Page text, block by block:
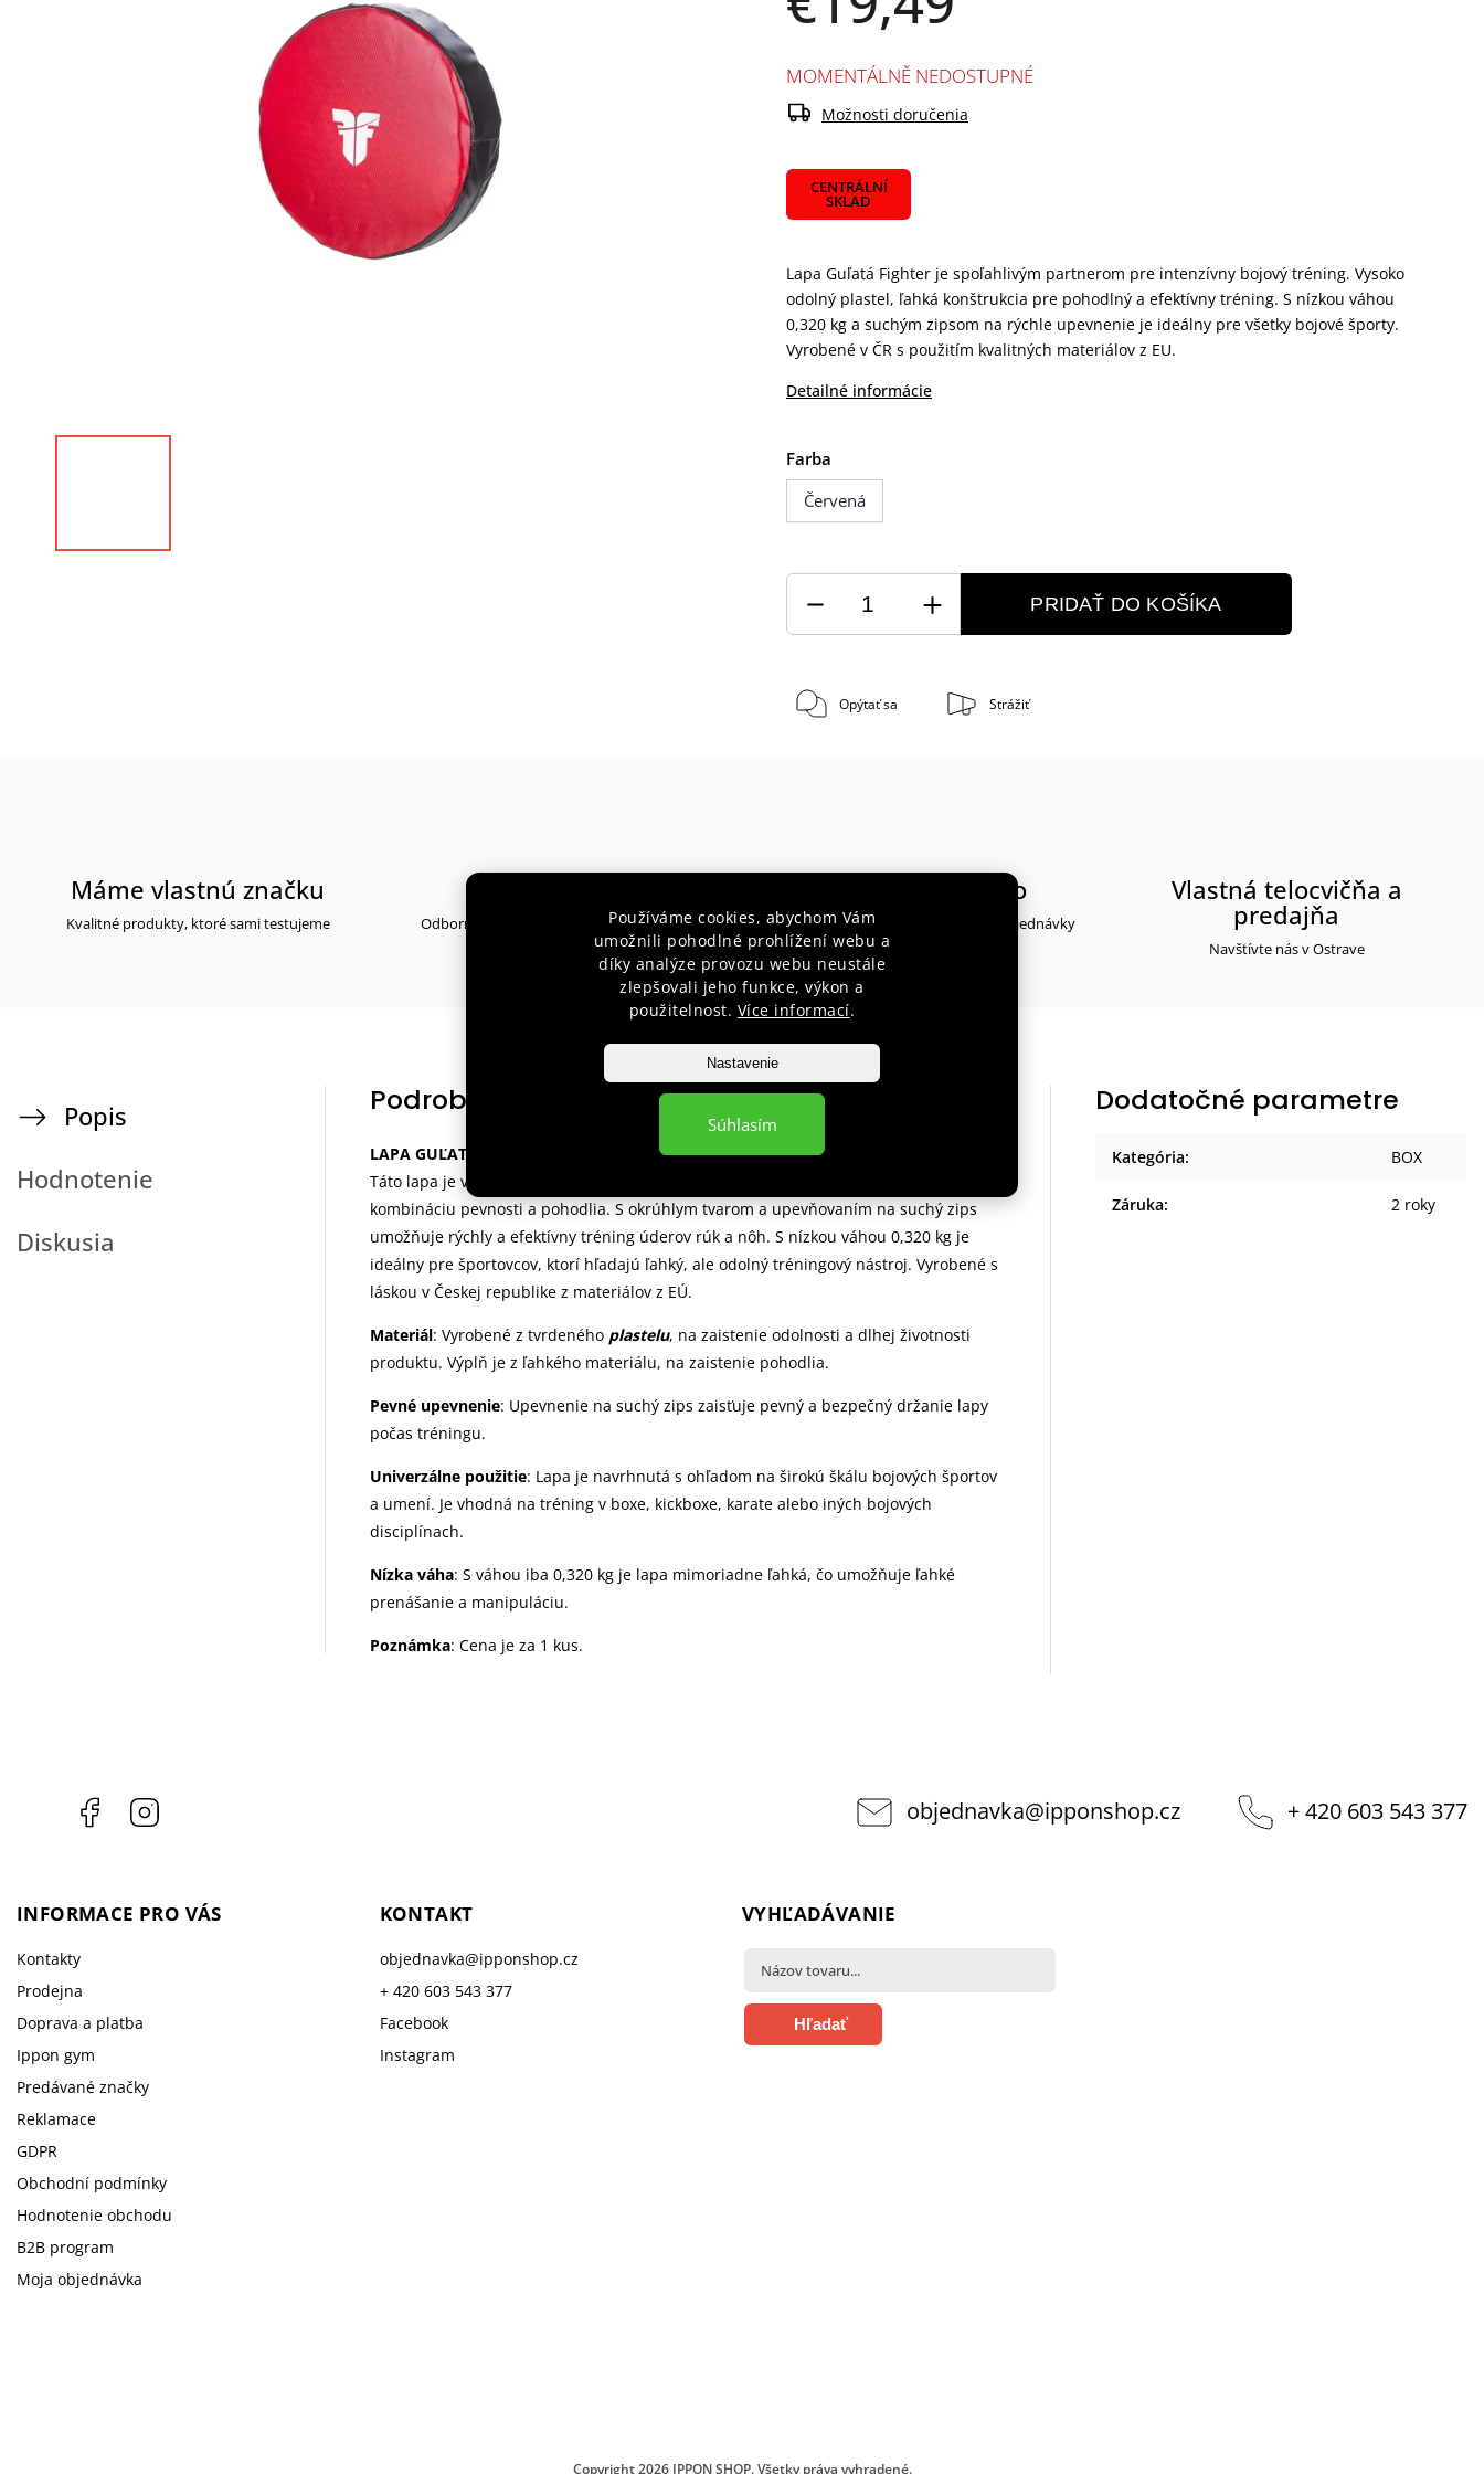
Používáme cookies, abychom Vám
umožnili pohodlné prohlížení webu a
díky analýze provozu webu neustále
zlepšovali jeho funkce, výkon a
použitelnost. Více informací.
Nastavenie
Súhlasím
CENTRÁLNÍ
SKLAD
Lapa Guľatá Fighter je spoľahlivým partnerom pre intenzívny bojový tréning. Vysoko
odolný plastel, ľahká konštrukcia pre pohodlný a efektívny tréning. S nízkou váhou
0,320 kg a suchým zipsom na rýchle upevnenie je ideálny pre všetky bojové športy.
Vyrobené v ČR s použitím kvalitných materiálov z EU.
Detailné informácie
Farba
Červená
MOMENTÁLNĚ NEDOSTUPNÉ
Možnosti doručenia
PRIDAŤ DO KOŠÍKA
Opýtať sa Strážiť
Máme vlastnú značku
Kvalitné produkty, ktoré sami testujeme
30 rokov s Vami
Odborné poradenstvo pre začiatočníkov aj
profesionálov
Doprava zadarmo
pri nákupe nad 75 € do hmotnosti objednávky
Vlastná telocvičňa a
predajňa
Navštívte nás v Ostrave
Popis
Hodnotenie
Diskusia
Podrobný popis
LAPA GUĽATÁ FIGHTER - červená varianta
Táto lapa je vyrobená z vysoko kvalitného tvrdeného plastelu, ponúka optimálnu
kombináciu pevnosti a pohodlia. S okrúhlym tvarom a upevňovaním na suchý zips
umožňuje rýchly a efektívny tréning úderov rúk a nôh. S nízkou váhou 0,320 kg je
ideálny pre športovcov, ktorí hľadajú ľahký, ale odolný tréningový nástroj. Vyrobené s
láskou v Českej republike z materiálov z EÚ.
Materiál: Vyrobené z tvrdeného plastelu, na zaistenie odolnosti a dlhej životnosti
produktu. Výplň je z ľahkého materiálu, na zaistenie pohodlia.
Pevné upevnenie: Upevnenie na suchý zips zaisťuje pevný a bezpečný držanie lapy
počas tréningu.
Univerzálne použitie: Lapa je navrhnutá s ohľadom na širokú škálu bojových športov
a umení. Je vhodná na tréning v boxe, kickboxe, karate alebo iných bojových
disciplínach.
Nízka váha: S váhou iba 0,320 kg je lapa mimoriadne ľahká, čo umožňuje ľahké
prenášanie a manipuláciu.
Poznámka: Cena je za 1 kus.
Dodatočné parametre
Kategória: BOX
Záruka: 2 roky
Facebook objednavka@ipponshop.cz + 420 603 543 377
INFORMACE PRO VÁS
Kontakty
Prodejna
Doprava a platba
Ippon gym
Predávané značky
Reklamace
GDPR
Obchodní podmínky
Hodnotenie obchodu
B2B program
Moja objednávka
KONTAKT
objednavka@ipponshop.cz
+ 420 603 543 377
Facebook
Instagram
VYHĽADÁVANIE
Hľadať
Copyright 2026 IPPON SHOP. Všetky práva vyhradené.